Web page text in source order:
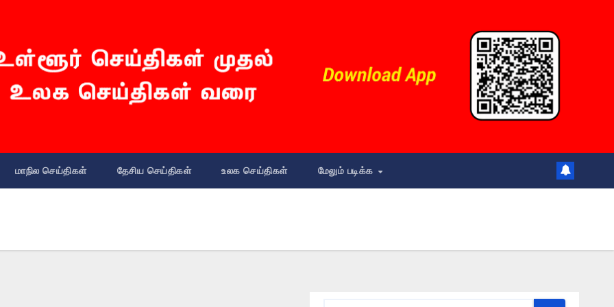
மாநில செய்திகள் தேசிய செய்திகள் உலக செய்திகள் மேலும் படிக்க